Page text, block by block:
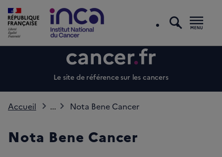
Le site de référence sur les cancers
Accueil ... Nota Bene Cancer
Nota Bene Cancer